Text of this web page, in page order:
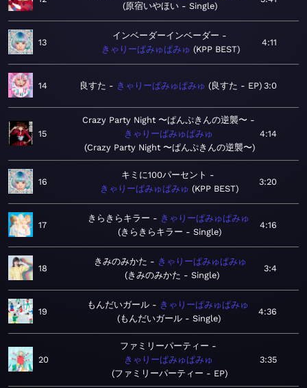
原宿いやほい - Single
13
インベーダーインベーダー
きゃりーぱみゅぱみゅ
KPP BEST
4:11
14 良すた きゃりーぱみゅぱみゅ 良すた - EP 3:0
15
Crazy Party Night 〜ぱんぷきんの逆襲〜
きゃりーぱみゅぱみゅ
Crazy Party Night 〜ぱんぷきんの逆襲〜
4:14
16
キミに100パーセント
きゃりーぱみゅぱみゅ
KPP BEST
3:20
17
きらきらキラー
きゃりーぱみゅぱみゅ
きらきらキラー - Single
4:16
18
きみのみかた
きゃりーぱみゅぱみゅ
きみのみかた - Single
3:4
19
もんだいガール
きゃりーぱみゅぱみゅ
もんだいガール - Single
4:36
20
ファミリーパーティー
きゃりーぱみゅぱみゅ
ファミリーパーティー - EP
3:35